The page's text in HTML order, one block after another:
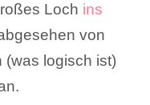
Loch ins
von
logisch ist)